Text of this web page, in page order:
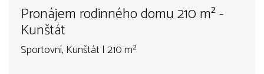
Pronájem rodinného domu 210 m² -
Kunštát
Sportovní, Kunštát | 210 m²